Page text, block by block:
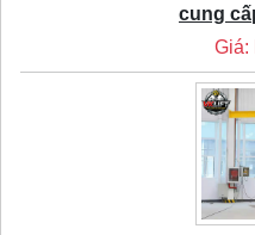
cung
Giá: